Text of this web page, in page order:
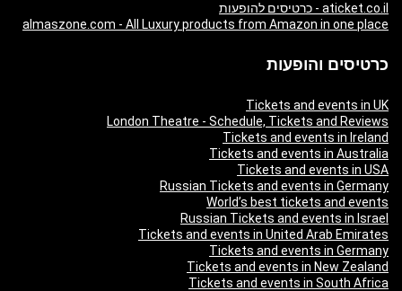
aticket.co.il - כרטיסים להופעות
almaszone.com - All Luxury products from Amazon in one place
כרטיסים והופעות
Tickets and events in UK
London Theatre - Schedule, Tickets and Reviews
Tickets and events in Ireland
Tickets and events in Australia
Tickets and events in USA
Russian Tickets and events in Germany
World’s best tickets and events
Russian Tickets and events in Israel
Tickets and events in United Arab Emirates
Tickets and events in Germany
Tickets and events in New Zealand
Tickets and events in South Africa